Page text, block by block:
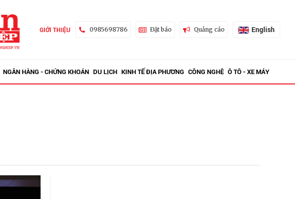
GIỚI THIỆU 0985698786 Đặt báo Quảng cáo English
NGÂN HÀNG - CHỨNG KHOÁN DU LỊCH KINH TẾ ĐỊA PHƯƠNG CÔNG NGHỆ Ô TÔ - XE MÁY